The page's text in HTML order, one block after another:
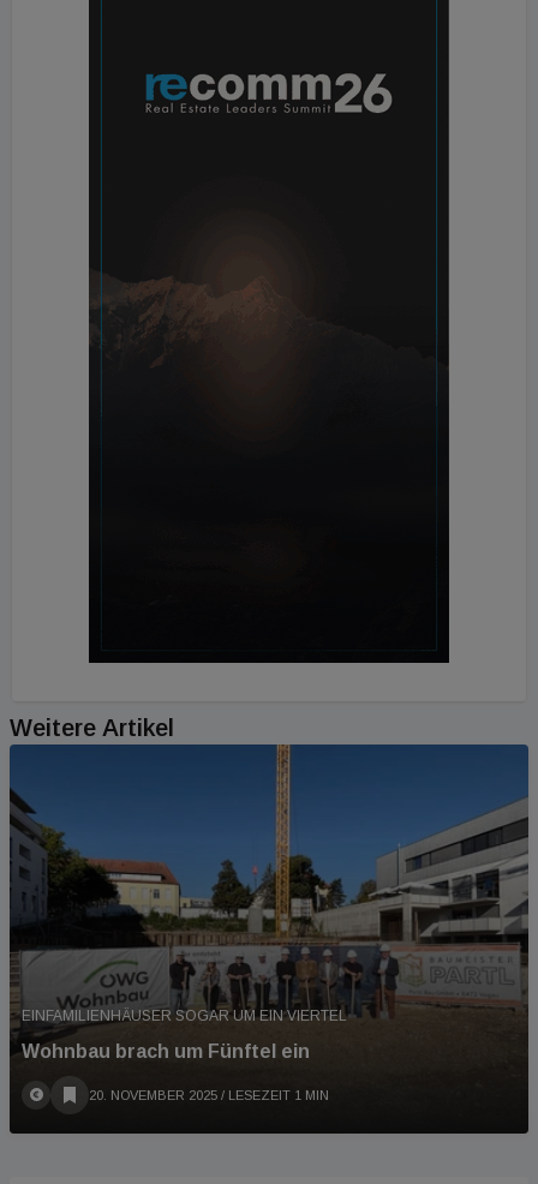
Weitere Artikel
EINFAMILIENHÄUSER SOGAR UM EIN VIERTEL
Wohnbau brach um Fünftel ein
20. NOVEMBER 2025 / LESEZEIT 1 MIN